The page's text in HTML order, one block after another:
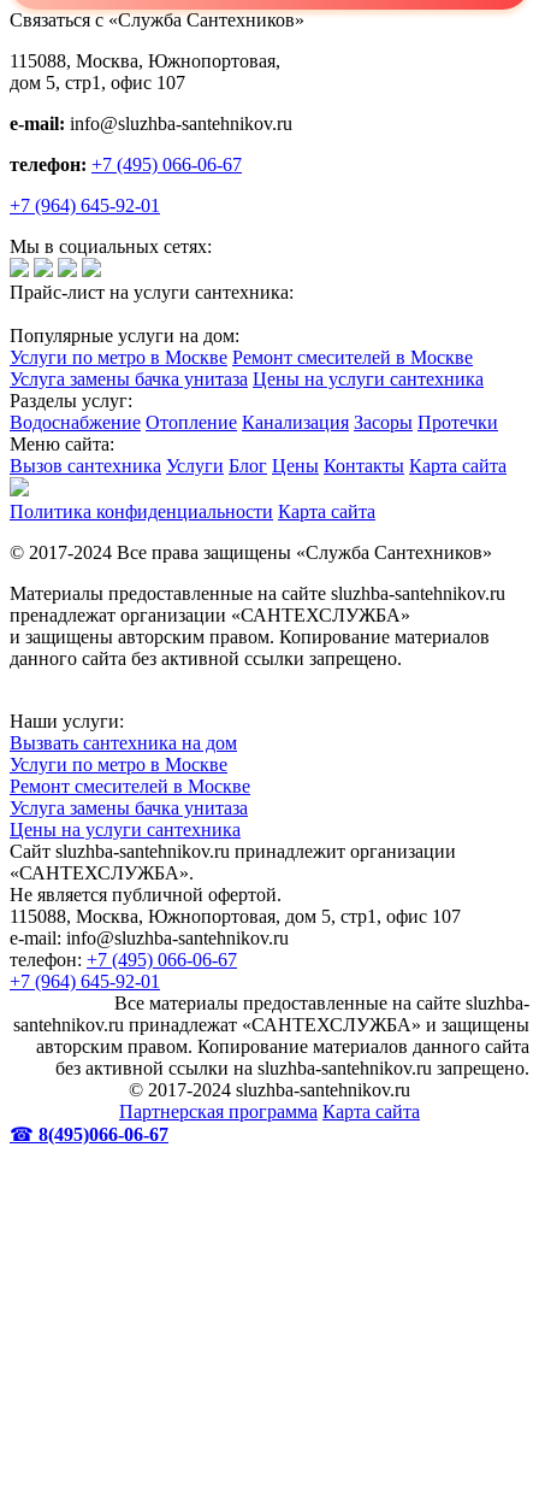
Связаться с «Служба Сантехников»
115088, Москва, Южнопортовая,
дом 5, стр1, офис 107
e-mail: info@sluzhba-santehnikov.ru
телефон: +7 (495) 066-06-67
+7 (964) 645-92-01
Мы в социальных сетях:
Прайс-лист на услуги сантехника:
Популярные услуги на дом:
Услуги по метро в Москве Ремонт смесителей в Москве
Услуга замены бачка унитаза Цены на услуги сантехника
Разделы услуг:
Водоснабжение Отопление Канализация Засоры Протечки
Меню сайта:
Вызов сантехника Услуги Блог Цены Контакты Карта сайта
Политика конфиденциальности Карта сайта
© 2017-2024 Все права защищены «Служба Сантехников»
Материалы предоставленные на сайте sluzhba-santehnikov.ru
пренадлежат организации «САНТЕХСЛУЖБА»
и защищены авторским правом. Копирование материалов
данного сайта без активной ссылки запрещено.
Наши услуги:
Вызвать сантехника на дом
Услуги по метро в Москве
Ремонт смесителей в Москве
Услуга замены бачка унитаза
Цены на услуги сантехника
Сайт sluzhba-santehnikov.ru принадлежит организации
«САНТЕХСЛУЖБА».
Не является публичной офертой.
115088, Москва, Южнопортовая, дом 5, стр1, офис 107
e-mail: info@sluzhba-santehnikov.ru
телефон: +7 (495) 066-06-67
+7 (964) 645-92-01
Все материалы предоставленные на сайте sluzhba-
santehnikov.ru принадлежат «САНТЕХСЛУЖБА» и защищены
авторским правом. Копирование материалов данного сайта
без активной ссылки на sluzhba-santehnikov.ru запрещено.
© 2017-2024 sluzhba-santehnikov.ru
Партнерская программа Карта сайта
☎ 8(495)066-06-67